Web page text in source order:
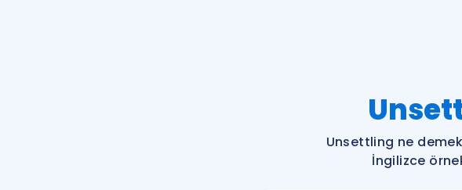
Unsettling ne
İngilizce